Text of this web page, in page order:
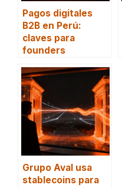
Pagos digitales
B2B en Perú:
claves para
founders
Grupo Aval usa
stablecoins para